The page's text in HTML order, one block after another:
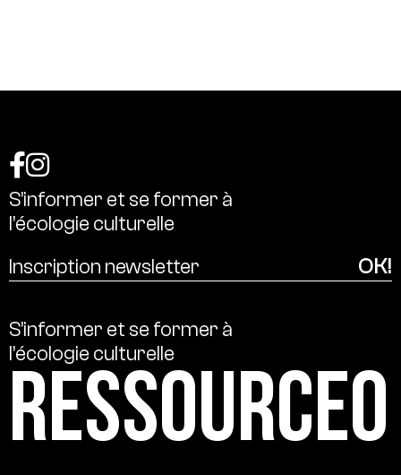
S’informer et se former à
l’écologie culturelle
S’informer et se former à
l’écologie culturelle
Ressource0